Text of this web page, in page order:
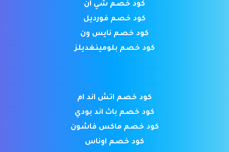
كود خصم شي ان
كود خصم فورديل
كود خصم نايس ون
كود خصم بلومينغديلز
كود خصم اتش اند ام
كود خصم باث اند بودي
كود خصم ماكس فاشون
كود خصم اوناس